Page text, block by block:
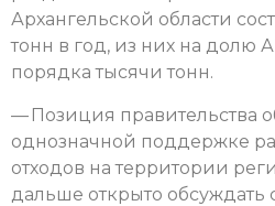
Архангельской области
тонн в год, из них на долю
порядка тысячи тонн.
— Позиция правительства
однозначной поддержке
отходов на территории
дальше открыто обсуждать